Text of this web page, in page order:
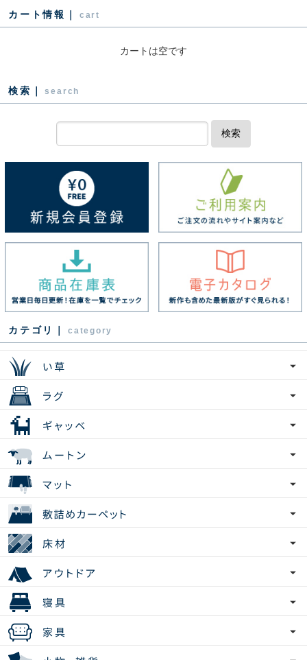
カート情報｜ cart
カートは空です
検索｜ search
検索
カテゴリ｜ category